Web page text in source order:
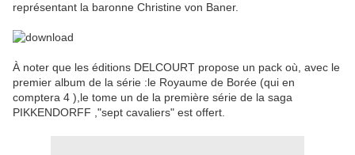
représentant la baronne Christine von Baner.
À noter que les éditions DELCOURT propose un pack où, avec le
premier album de la série :le Royaume de Borée (qui en
comptera 4 ),le tome un de la première série de la saga
PIKKENDORFF ,"sept cavaliers" est offert.